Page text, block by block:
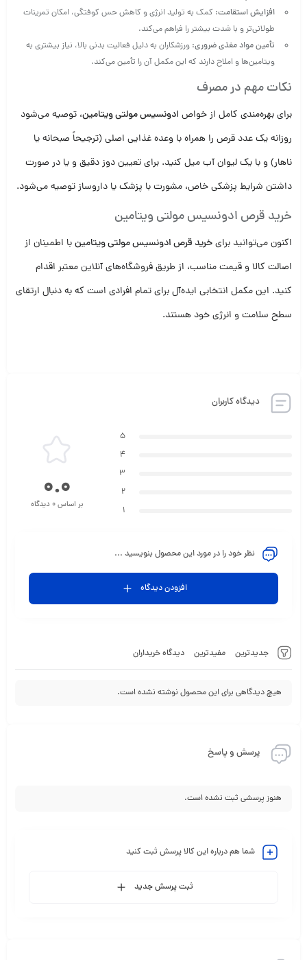
افزایش استقامت: کمک به تولید انرژی و کاهش حس کوفتگی، امکان تمرینات
طولانی‌تر و با شدت بیشتر را فراهم می‌کند.
تأمین مواد مغذی ضروری: ورزشکاران به دلیل فعالیت بدنی بالا، نیاز بیشتری به
ویتامین‌ها و املاح دارند که این مکمل آن را تأمین می‌کند.
نکات مهم در مصرف
برای بهره‌مندی کامل از خواص ادونسیس مولتی ویتامین، توصیه می‌شود
روزانه یک عدد قرص را همراه با وعده غذایی اصلی (ترجیحاً صبحانه یا
ناهار) و با یک لیوان آب میل کنید. برای تعیین دوز دقیق و یا در صورت
داشتن شرایط پزشکی خاص، مشورت با پزشک یا داروساز توصیه می‌شود.
خرید قرص ادونسیس مولتی ویتامین
اکنون می‌توانید برایخرید قرص ادونسیس مولتی ویتامینبا اطمینان از
اصالت کالا و قیمت مناسب، از طریق فروشگاه‌های آنلاین معتبر اقدام
کنید. این مکمل انتخابی ایده‌آل برای تمام افرادی است که به دنبال ارتقای
سطح سلامت و انرژی خود هستند.
دیدگاه کاربران
جدیدترین مفیدترین دیدگاه خریداران
هیچ دیدگاهی برای این محصول نوشته نشده است.
5
4
3
2
1
0.0
بر اساس 0 دیدگاه
نظر خود را در مورد این محصول بنویسید ...
افزودن دیدگاه
پرسش و پاسخ
هنوز پرسشی ثبت نشده است.
شما هم درباره این کالا پرسش ثبت کنید
ثبت پرسش جدید